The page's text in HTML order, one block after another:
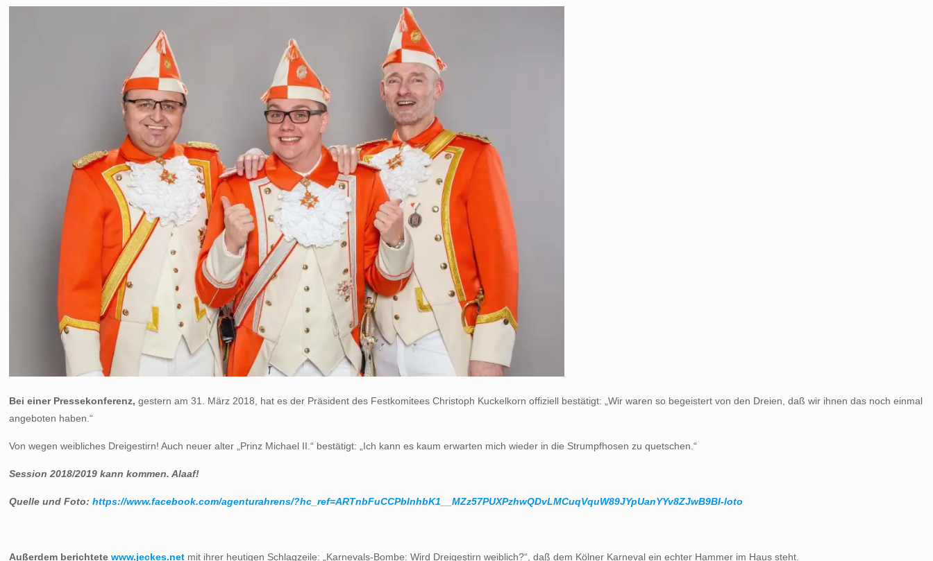
Bei einer Pressekonferenz, gestern am 31. März 2018, hat es der Präsident des Festkomitees Christoph Kuckelkorn offiziell bestätigt: „Wir waren so begeistert von den Dreien, daß wir ihnen das noch einmal
angeboten haben.“
Von wegen weibliches Dreigestirn! Auch neuer alter „Prinz Michael II.“ bestätigt: „Ich kann es kaum erwarten mich wieder in die Strumpfhosen zu quetschen.“
Session 2018/2019 kann kommen. Alaaf!
Quelle und Foto:https://www.facebook.com/agenturahrens/?hc_ref=ARTnbFuCCPbInhbK1__MZz57PUXPzhwQDvLMCuqVquW89JYpUanYYv8ZJwB9BI-loto
Außerdem berichtetewww.jeckes.net mit ihrer heutigen Schlagzeile: „Karnevals-Bombe: Wird Dreigestirn weiblich?“, daß dem Kölner Karneval ein echter Hammer im Haus steht.